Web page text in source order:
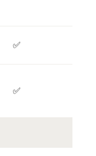
✅
✅